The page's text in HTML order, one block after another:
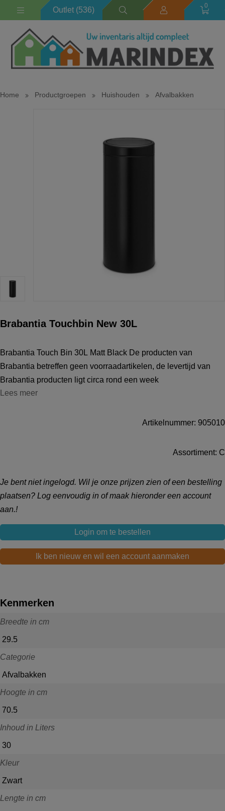
Outlet (536) 0
Home Productgroepen Huishouden Afvalbakken
Brabantia Touchbin New 30L
Brabantia Touch Bin 30L Matt Black De producten van
Brabantia betreffen geen voorraadartikelen, de levertijd van
Brabantia producten ligt circa rond een week
Lees meer
Artikelnummer: 905010
Assortiment: C
Je bent niet ingelogd. Wil je onze prijzen zien of een bestelling
plaatsen? Log eenvoudig in of maak hieronder een account
aan.!
Login om te bestellen
Ik ben nieuw en wil een account aanmaken
Kenmerken
Breedte in cm
29.5
Categorie
Afvalbakken
Hoogte in cm
70.5
Inhoud in Liters
30
Kleur
Zwart
Lengte in cm